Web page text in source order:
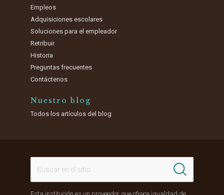
Empleos
Adquisiciones escolares
Soluciones para el empleador
Retribuir
Historia
Preguntas frecuentes
Contáctenos
Nuestro blog
Todos los artículos del blog